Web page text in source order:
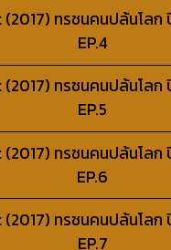
ทรชนคนปล้นโลก
EP.4
ทรชนคนปล้นโลก
EP.5
ทรชนคนปล้นโลก
EP.6
ทรชนคนปล้นโลก
EP.7